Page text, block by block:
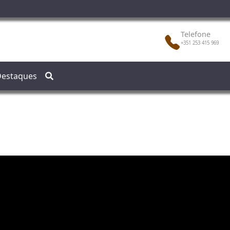
Telefone
+351 253 415 969